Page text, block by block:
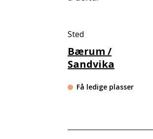
Sted
Bærum /
Sandvika
Få ledige plasser